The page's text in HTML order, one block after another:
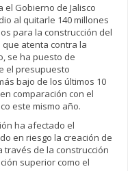
el Gobierno de Jalisco
al quitarle 140 millones
para la construcción del
que atenta contra la
se ha puesto de
el presupuesto
bajo de los últimos 10
comparación con el
este mismo año.
ha afectado el
en riesgo la creación de
de la construcción
superior como el